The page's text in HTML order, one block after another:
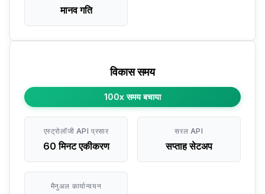
मानव गति
विकास समय
100x समय बचाया
एस्ट्रोलॉजी API प्रसार
60 मिनट एकीकरण
सरल API
सप्ताह सेटअप
मैनुअल कार्यान्वयन